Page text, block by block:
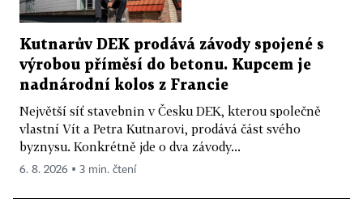
Kutnarův DEK prodává závody spojené s
výrobou příměsí do betonu. Kupcem je
nadnárodní kolos z Francie
Největší síť stavebnin v Česku DEK, kterou společně
vlastní Vít a Petra Kutnarovi, prodává část svého
byznysu. Konkrétně jde o dva závody...
6. 8. 2026 ▪ 3 min. čtení